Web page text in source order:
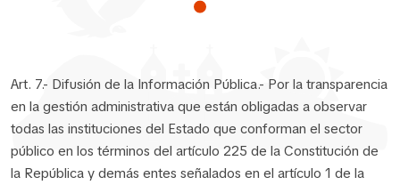
Art. 7.- Difusión de la Información Pública.- Por la transparencia
en la gestión administrativa que están obligadas a observar
todas las instituciones del Estado que conforman el sector
público en los términos del artículo 225 de la Constitución de
la República y demás entes señalados en el artículo 1 de la